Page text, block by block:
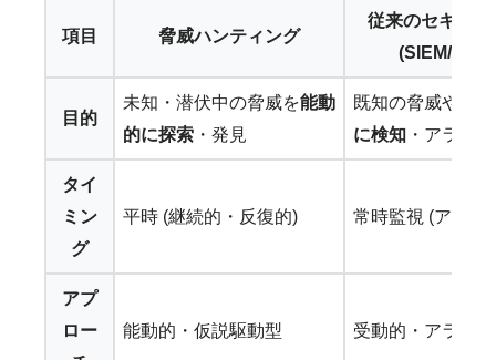
項目 脅威ハンティング
従来のセキュリ
(SIEM/SOC
目的
未知・潜伏中の脅威を能動
的に探索 ・発見
既知の脅威や異
に検知 ・アラート
タイ
ミン
グ
平時 (継続的・反復的) 常時監視 (アラー
アプ
ロー
能動的 ・仮説駆動型 受動的 ・アラー